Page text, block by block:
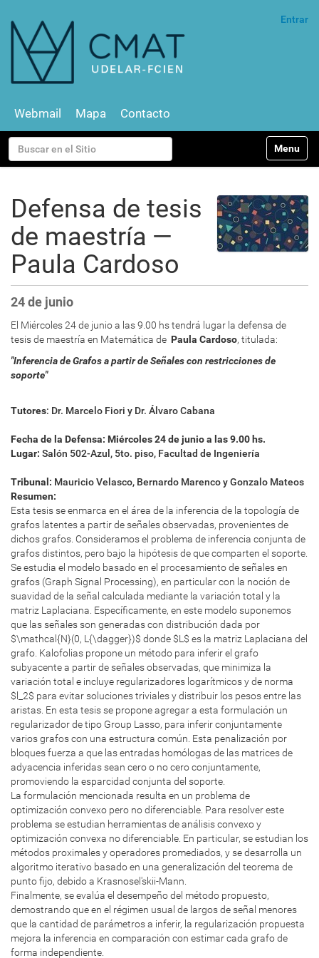
Buscar
Búsqueda Avanzada…
Entrar
Webmail Mapa Contacto
v
Toggle
Defensa de tesis
de maestría —
Paula Cardoso
24 de junio
El Miércoles 24 de junio a las 9.00 hstendrá lugar la defensa de
tesis de maestría en Matemática de Paula Cardoso, titulada:
"Inferencia de Grafos a partir de Señales con restricciones de
soporte"
Tutores: Dr. Marcelo Fiori y Dr. Álvaro Cabana
Fecha de la Defensa: Miércoles 24 de junio a las 9.00 hs.
Lugar: Salón 502-Azul, 5to. piso, Facultad de Ingeniería
Tribunal: Mauricio Velasco, Bernardo Marenco y Gonzalo Mateos
Resumen:
Esta tesis se enmarca en el área de la inferencia de la topología de
grafos latentes a partir de señales observadas, provenientes de
dichos grafos. Consideramos el problema de inferencia conjunta de
grafos distintos, pero bajo la hipótesis de que comparten el soporte.
Se estudia el modelo basado en el procesamiento de señales en
grafos (Graph Signal Processing), en particular con la noción de
suavidad de la señal calculada mediante la variación total y la
matriz Laplaciana. Específicamente, en este modelo suponemos
que las señales son generadas con distribución dada por
$\mathcal{N}(0, L{\dagger})$ donde $L$ es la matriz Laplaciana del
grafo. Kalofolias propone un método para inferir el grafo
subyacente a partir de señales observadas, que minimiza la
variación total e incluye regularizadores logarítmicos y de norma
$l_2$ para evitar soluciones triviales y distribuir los pesos entre las
aristas. En esta tesis se propone agregar a esta formulación un
regularizador de tipo Group Lasso, para inferir conjuntamente
varios grafos con una estructura común. Esta penalización por
bloques fuerza a que las entradas homólogas de las matrices de
adyacencia inferidas sean cero o no cero conjuntamente,
promoviendo la esparcidad conjunta del soporte.
La formulación mencionada resulta en un problema de
optimización convexo pero no diferenciable. Para resolver este
problema se estudian herramientas de análisis convexo y
optimización convexa no diferenciable. En particular, se estudian los
métodos proximales y operadores promediados, y se desarrolla un
algoritmo iterativo basado en una generalización del teorema de
punto fijo, debido a Krasnosel'skii-Mann.
Finalmente, se evalúa el desempeño del método propuesto,
demostrando que en el régimen usual de largos de señal menores
que la cantidad de parámetros a inferir, la regularización propuesta
mejora la inferencia en comparación con estimar cada grafo de
forma independiente.